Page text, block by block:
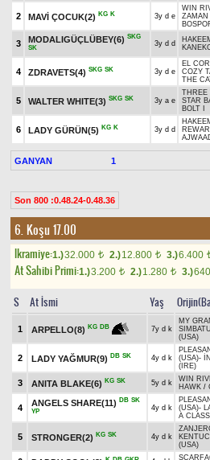
2 MAVİ ÇOCUK(2) KG K 3y d e
WIN
ZAMAN
3 MODALIGÜÇLÜBEY(6) SKG
SK
3y d d
4 ZDRAVETS(4) SKG SK 3y d e
EL
COZY
THE
5 WALTER WHITE(3) SKG SK 3y a e
THREE
STAR
BOLT I
6 LADY GÜRÜN(5) KG K 3y d d
GANYAN 1
Son 800 :0.48.24-0.48.36
6. Koşu 17.00
Ikramiye:1.)32.000 t 2.)12.800 t 3.)6.400
At Sahibi Primi:1.)3.200 t 2.)1.280 t 3.)640
S At İsmi Yaş
1 ARPELLO(8) KG DB 7y d k
MY
(USA)
2 LADY YAĞMUR(9) DB SK 4y d k
(USA)-
(IRE)
3 ANITA BLAKE(6) KG SK 5y d k WIN
HAWK /
4
ANGELS SHARE(11) DB SK
YP
4y d k
(USA)-
A
5 STRONGER(2) KG SK 4y d k
(USA)